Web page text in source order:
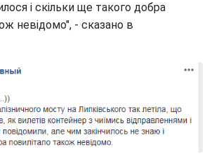
і скільки ще такого добра
невідомо", - сказано в